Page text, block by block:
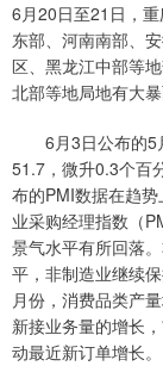
6月20日至21日，
东部、河南南部、
区、黑龙江中部等
北部等地局地有大暴
6月3日公布的5
51.7，微升0.3个百
布的PMI数据在趋
业采购经理指数（
景气水平有所回落
平，非制造业继续
月份，消费品类产
新接业务量的增长
动最近新订单增长。